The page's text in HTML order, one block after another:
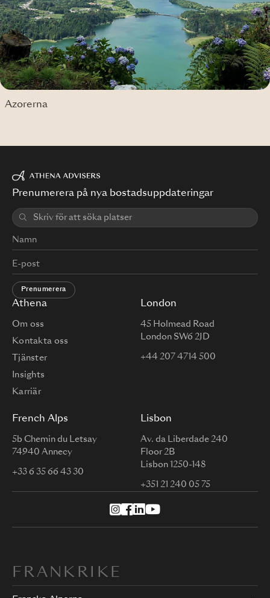
Azorerna
Athena
Om oss
Kontakta oss
Tjänster
Insights
Karriär
London
45 Holmead Road
London SW6 2JD
+44 207 4714 500
French Alps
5b Chemin du Letsay
74940 Annecy
+33 6 35 66 43 30
Lisbon
Av. da Liberdade 240
Floor 2B
Lisbon 1250-148
+351 21 240 05 75
Prenumerera på nya bostadsuppdateringar
Prenumerera
FRANKRIKE